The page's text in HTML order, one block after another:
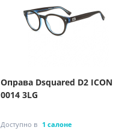
Оправа Dsquared D2 ICON
0014 3LG
Доступно в 1 салоне